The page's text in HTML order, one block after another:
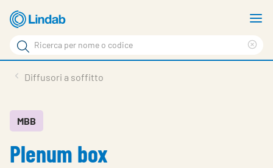
Log
visionare
Cerca
Cerca
Su Lindab
Su Tecnovent
Diffusori a soffitto
MBB
Plenum box